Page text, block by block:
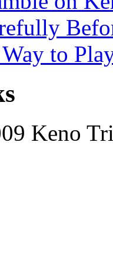
to
Keno